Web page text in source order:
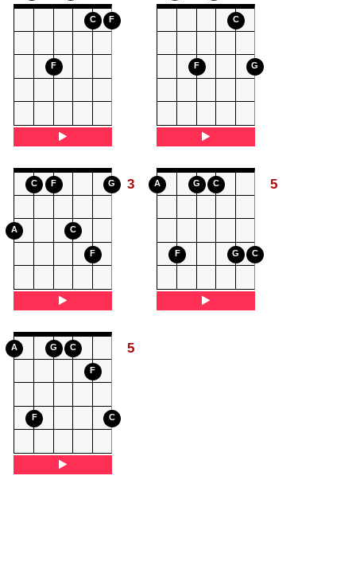
F
C F
F
C
G
A
C F
C
F
G 3 A
F
G C
G C
5
A
F
G C
F
C
5